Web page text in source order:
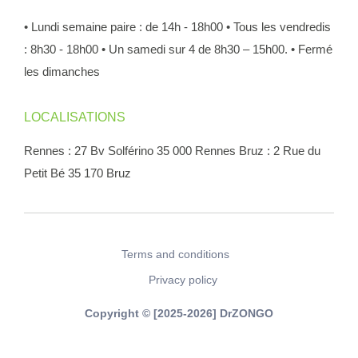
• Lundi semaine paire : de 14h - 18h00 • Tous les vendredis
: 8h30 - 18h00 • Un samedi sur 4 de 8h30 – 15h00. • Fermé
les dimanches
LOCALISATIONS
Rennes : 27 Bv Solférino 35 000 Rennes Bruz : 2 Rue du
Petit Bé 35 170 Bruz
Copyright © [2025-2026] DrZONGO
Terms and conditions
Privacy policy